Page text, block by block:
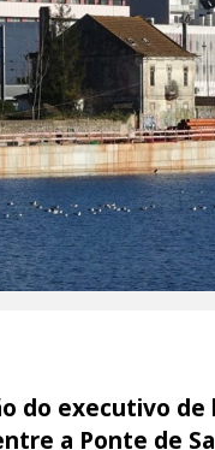
do executivo
a Ponte de